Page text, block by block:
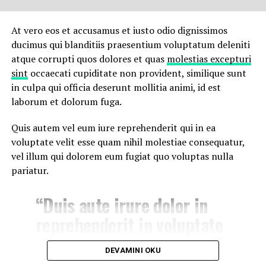
Neque porro quisquam est, qui dolorem ipsum quia
dolor sit amet, consectetur, adipisci velit, sed quia non
numquam eius modi tempora incidunt ut labore et
dolore magnam aliquam quaerat voluptatem. Ut enim ad
minima veniam, quis nostrum exercitationem ullam
corporis suscipit laboriosam, nisi ut aliquid ex ea
At vero eos et accusamus et iusto odio dignissimos
ducimus qui blanditiis praesentium voluptatum deleniti
atque corrupti quos dolores et quas molestias excepturi
sint occaecati cupiditate non provident, similique sunt
laborum et dolorum fuga.
voluptate velit esse quam nihil molestiae consequatur,
vel illum qui dolorem eum fugiat quo voluptas nulla
At vero eos et accusamus et iusto odio dignissimos
ducimus qui blanditiis praesentium voluptatum deleniti
atque corrupti quos dolores et quas molestias excepturi
sint occaecati cupiditate non provident, similique sunt
in culpa qui officia deserunt mollitia animi, id est
laborum et dolorum fuga.
Quis autem vel eum iure reprehenderit qui in ea
voluptate velit esse quam nihil molestiae consequatur,
vel illum qui dolorem eum fugiat quo voluptas nulla
pariatur.
“Duis aute irure dolor in
velit esse cillum dolore eu
DEVAMINI OKU